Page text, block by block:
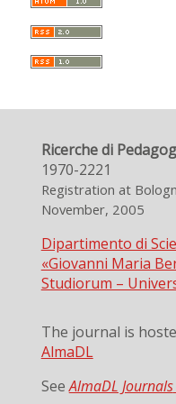
Ricerche di
1970-2221
Registration at
November, 2005
Dipartimento di
«Giovanni Maria
Studiorum –
The journal is
AlmaDL
SeeAlmaDL Journals